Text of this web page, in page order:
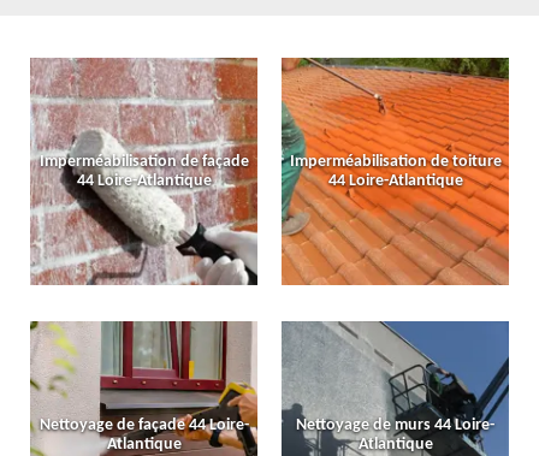
Imperméabilisation de façade
44 Loire-Atlantique
Imperméabilisation de toiture
44 Loire-Atlantique
Nettoyage de façade 44 Loire-
Atlantique
Nettoyage de murs 44 Loire-
Atlantique